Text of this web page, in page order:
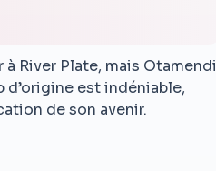
River Plate, mais Otamendi
d’origine est indéniable,
de son avenir.